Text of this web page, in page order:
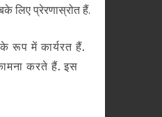
लिए प्रेरणास्रोत हैं.
रूप में कार्यरत हैं.
करते हैं. इस